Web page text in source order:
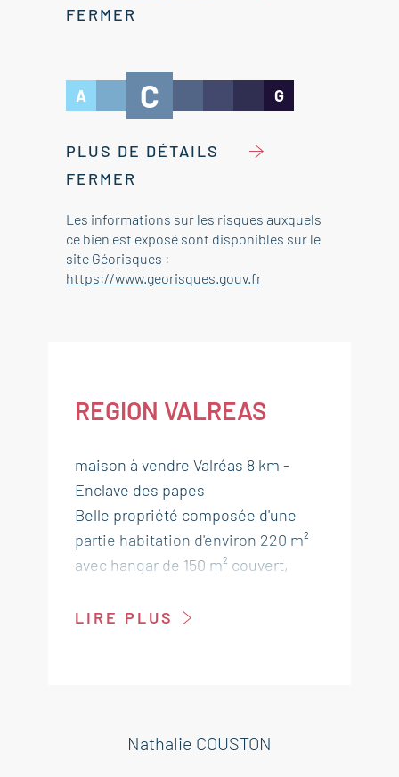
FERMER
A C G
PLUS DE DÉTAILS
FERMER
Les informations sur les risques auxquels
ce bien est exposé sont disponibles sur le
site Géorisques :
https://www.georisques.gouv.fr
REGION VALREAS
maison à vendre Valréas 8 km -
Enclave des papes
Belle propriété composée d'une
partie habitation d'environ 220 m²
avec hangar de 150 m² couvert,
3404 m². Ce bien situé dans un
---Rez-de-chaussée
LIRE PLUS
Nathalie COUSTON